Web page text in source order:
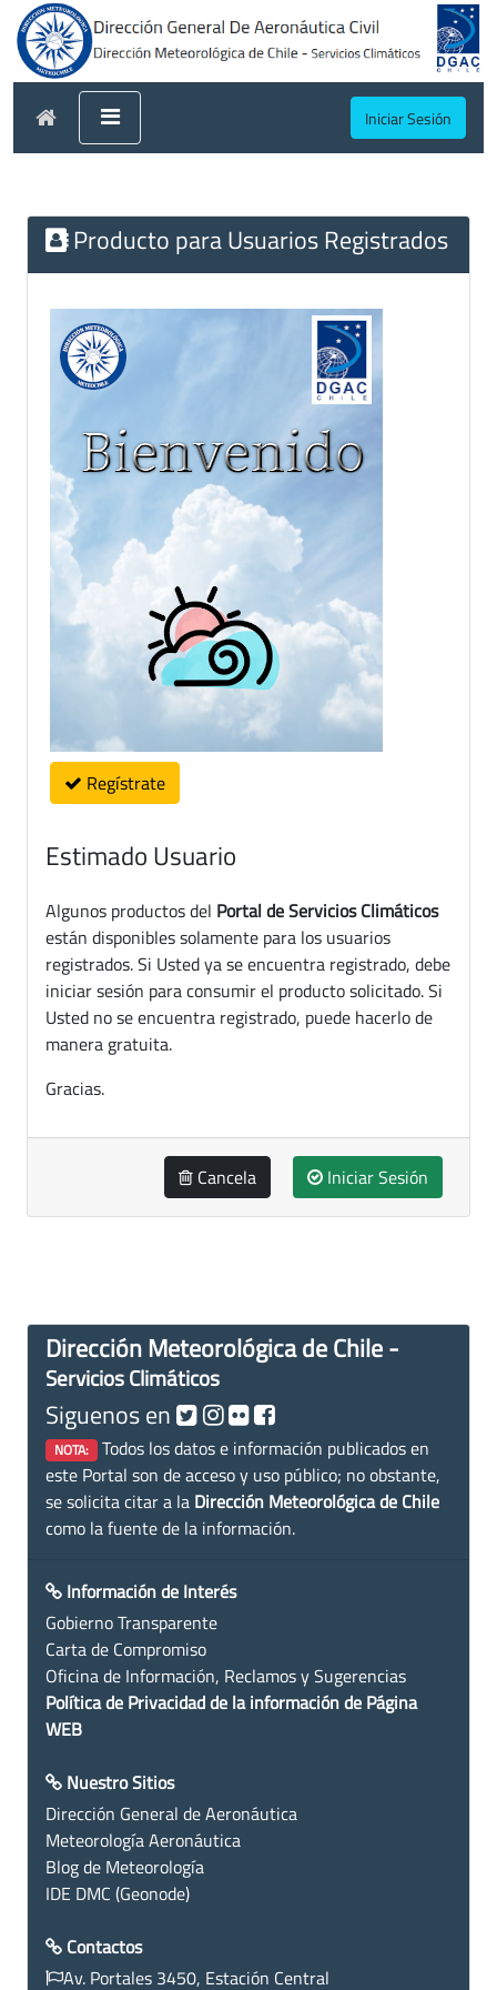
Iniciar Sesión
Producto para Usuarios Registrados
Regístrate
Estimado Usuario
Algunos productos del Portal de Servicios Climáticos
están disponibles solamente para los usuarios
registrados. Si Usted ya se encuentra registrado, debe
iniciar sesión para consumir el producto solicitado. Si
Usted no se encuentra registrado, puede hacerlo de
manera gratuita.
Gracias.
Cancela Iniciar Sesión
Dirección Meteorológica de Chile -
Servicios Climáticos
Siguenos en
NOTA: Todos los datos e información publicados en
este Portal son de acceso y uso público; no obstante,
se solicita citar a la Dirección Meteorológica de Chile
como la fuente de la información.
Información de Interés
Gobierno Transparente
Carta de Compromiso
Oficina de Información, Reclamos y Sugerencias
Política de Privacidad de la información de Página
WEB
Nuestro Sitios
Dirección General de Aeronáutica
Meteorología Aeronáutica
Blog de Meteorología
IDE DMC (Geonode)
Contactos
Av. Portales 3450, Estación Central